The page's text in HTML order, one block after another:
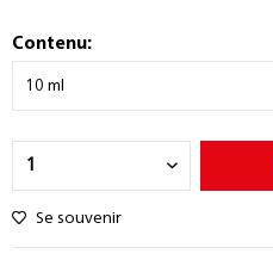
Contenu:
Se souvenir